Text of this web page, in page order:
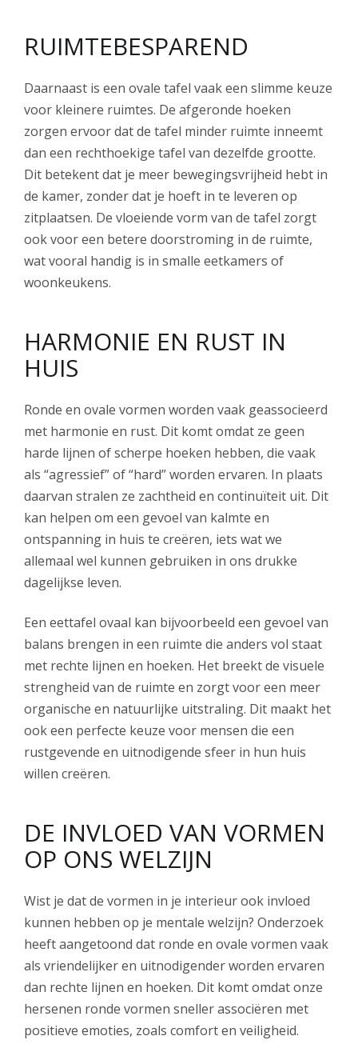
RUIMTEBESPAREND
Daarnaast is een ovale tafel vaak een slimme keuze
voor kleinere ruimtes. De afgeronde hoeken
zorgen ervoor dat de tafel minder ruimte inneemt
dan een rechthoekige tafel van dezelfde grootte.
Dit betekent dat je meer bewegingsvrijheid hebt in
de kamer, zonder dat je hoeft in te leveren op
zitplaatsen. De vloeiende vorm van de tafel zorgt
ook voor een betere doorstroming in de ruimte,
wat vooral handig is in smalle eetkamers of
woonkeukens.
HARMONIE EN RUST IN
HUIS
Ronde en ovale vormen worden vaak geassocieerd
met harmonie en rust. Dit komt omdat ze geen
harde lijnen of scherpe hoeken hebben, die vaak
als “agressief” of “hard” worden ervaren. In plaats
daarvan stralen ze zachtheid en continuïteit uit. Dit
kan helpen om een gevoel van kalmte en
ontspanning in huis te creëren, iets wat we
allemaal wel kunnen gebruiken in ons drukke
dagelijkse leven.
Een eettafel ovaal kan bijvoorbeeld een gevoel van
balans brengen in een ruimte die anders vol staat
met rechte lijnen en hoeken. Het breekt de visuele
strengheid van de ruimte en zorgt voor een meer
organische en natuurlijke uitstraling. Dit maakt het
ook een perfecte keuze voor mensen die een
rustgevende en uitnodigende sfeer in hun huis
willen creëren.
DE INVLOED VAN VORMEN
OP ONS WELZIJN
Wist je dat de vormen in je interieur ook invloed
kunnen hebben op je mentale welzijn? Onderzoek
heeft aangetoond dat ronde en ovale vormen vaak
als vriendelijker en uitnodigender worden ervaren
dan rechte lijnen en hoeken. Dit komt omdat onze
hersenen ronde vormen sneller associëren met
positieve emoties, zoals comfort en veiligheid.